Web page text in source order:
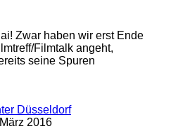
Zwar haben wir erst Ende
Filmtalk angeht,
seine Spuren
2016